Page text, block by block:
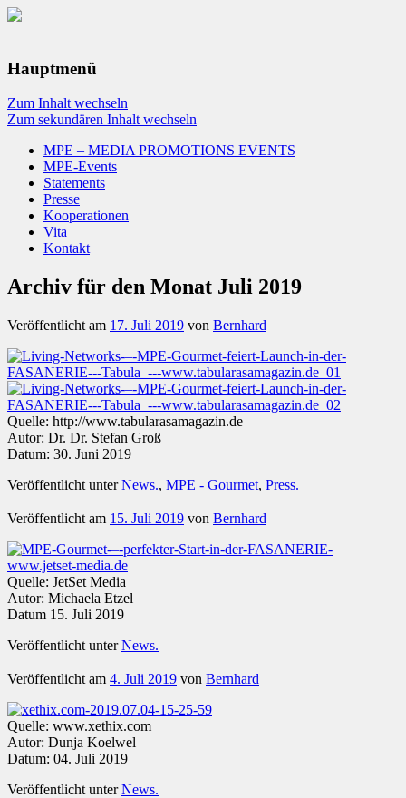
Hauptmenü
Zum Inhalt wechseln
Zum sekundären Inhalt wechseln
MPE – MEDIA PROMOTIONS EVENTS
MPE-Events
Statements
Presse
Kooperationen
Vita
Kontakt
Archiv für den Monat Juli 2019
Veröffentlicht am 17. Juli 2019 von Bernhard
Quelle: http://www.tabularasamagazin.de
Autor: Dr. Dr. Stefan Groß
Datum: 30. Juni 2019
Veröffentlicht unter News., MPE - Gourmet, Press.
Veröffentlicht am 15. Juli 2019 von Bernhard
Quelle: JetSet Media
Autor: Michaela Etzel
Datum 15. Juli 2019
Veröffentlicht unter News.
Veröffentlicht am 4. Juli 2019 von Bernhard
Quelle: www.xethix.com
Autor: Dunja Koelwel
Datum: 04. Juli 2019
Veröffentlicht unter News.